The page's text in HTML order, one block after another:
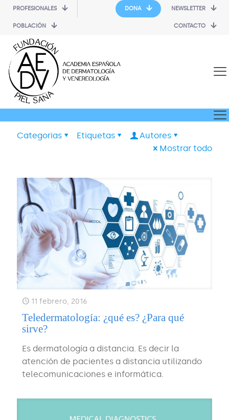
PROFESIONALES
POBLACIÓN
DONA NEWSLETTER
CONTACTO
Categorias Etiquetas
Autores
Mostrar todo
11 febrero, 2016
Teledermatología: ¿qué es? ¿Para qué
sirve?
Es dermatología a distancia. Es decir la
atención de pacientes a distancia utilizando
telecomunicaciones e informática.